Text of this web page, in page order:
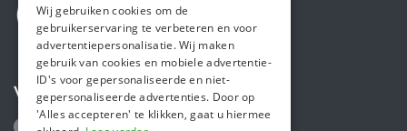
Volg ons
ENGLISH
Wij gebruiken cookies om de
gebruikerservaring te verbeteren en voor
advertentiepersonalisatie. Wij maken
gebruik van cookies en mobiele advertentie-
ID's voor gepersonaliseerde en niet-
gepersonaliseerde advertenties. Door op
'Alles accepteren' te klikken, gaat u hiermee